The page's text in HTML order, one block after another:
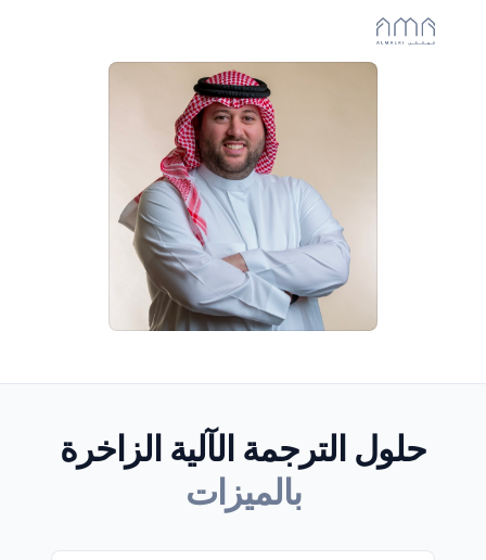
حلول الترجمة الآلية الزاخرة
بالميزات